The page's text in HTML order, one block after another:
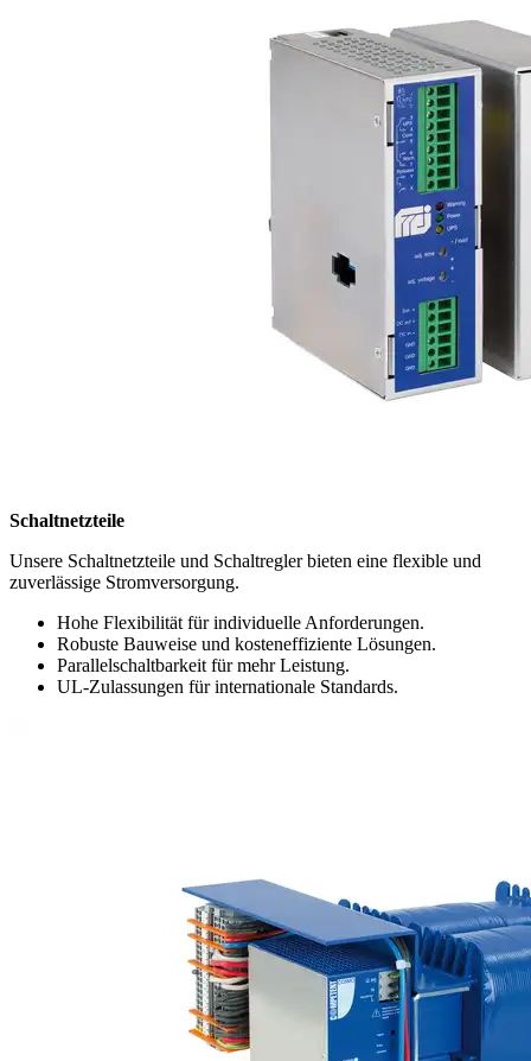
Schaltnetzteile
Unsere Schaltnetzteile und Schaltregler bieten eine flexible und
zuverlässige Stromversorgung.
Hohe Flexibilität für individuelle Anforderungen.
Robuste Bauweise und kosteneffiziente Lösungen.
Parallelschaltbarkeit für mehr Leistung.
UL-Zulassungen für internationale Standards.